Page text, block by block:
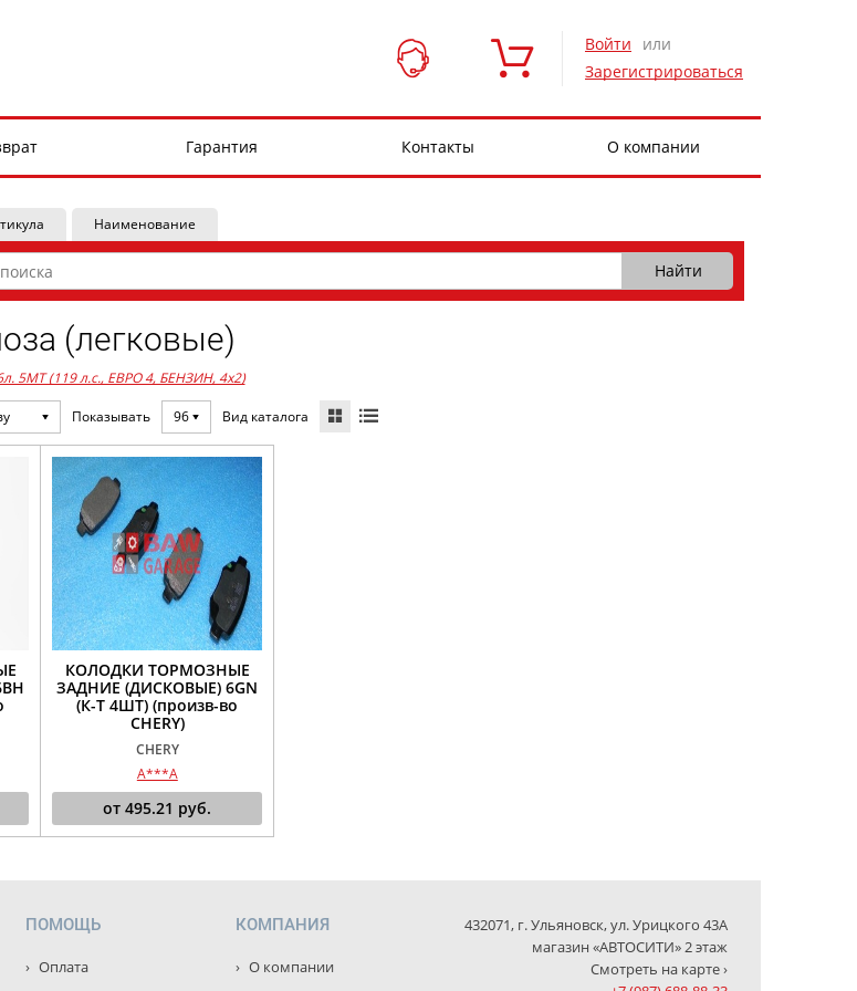
Войти
или
Зарегистрироваться
Гарантия Контакты О компании
Наименование
(легковые)
5MT (119 л.с., ЕВРО 4, БЕНЗИН, 4x2)
Показывать 96 Вид каталога
КОЛОДКИ ТОРМОЗНЫЕ
ЗАДНИЕ (ДИСКОВЫЕ) 6GN
(К-Т 4ШТ) (произв-во
CHERY)
CHERY
A***A
от495.21 руб.
ПОМОЩЬ
Оплата
КОМПАНИЯ
О компании
432071, г. Ульяновск, ул. Урицкого 43А
магазин «АВТОСИТИ» 2 этаж
Смотреть на карте ›